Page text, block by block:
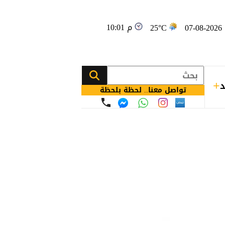
25°C 10:01 م
تواصل معنا.. لحظة بلحظة